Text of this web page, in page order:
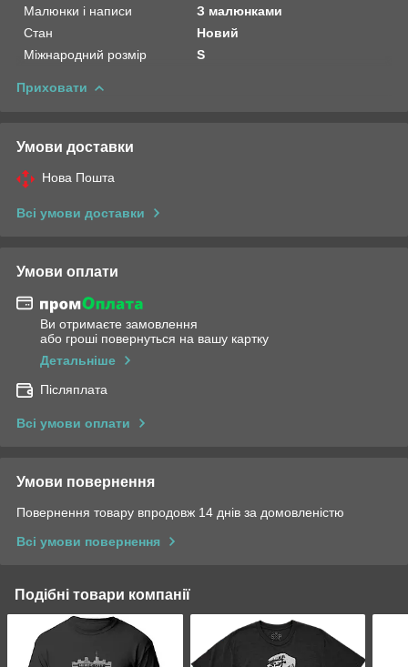
Малюнки і написи
З малюнками
Стан
Новий
Міжнародний розмір
S
Приховати
Умови доставки
Нова Пошта
Всі умови доставки
Умови оплати
Ви отримаєте замовлення
або гроші повернуться на вашу картку
Детальніше
Післяплата
Всі умови оплати
Умови повернення
Повернення товару впродовж 14 днів за домовленістю
Всі умови повернення
Подібні товари компанії